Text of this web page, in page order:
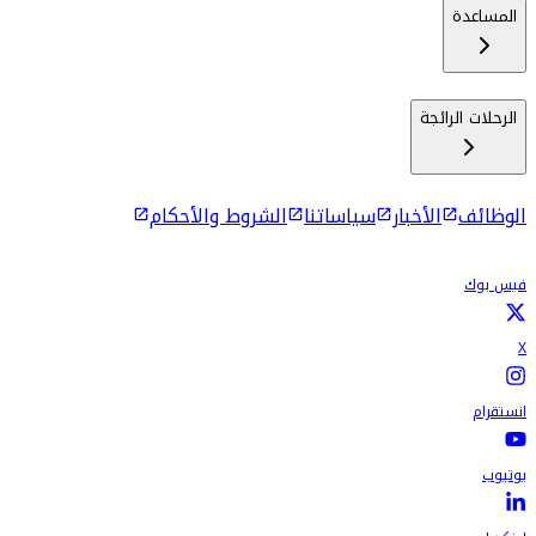
المساعدة
الرحلات الرائجة
الوظائف الأخبار سياساتنا الشروط والأحكام
فيس بوك
X
انستقرام
يوتيوب